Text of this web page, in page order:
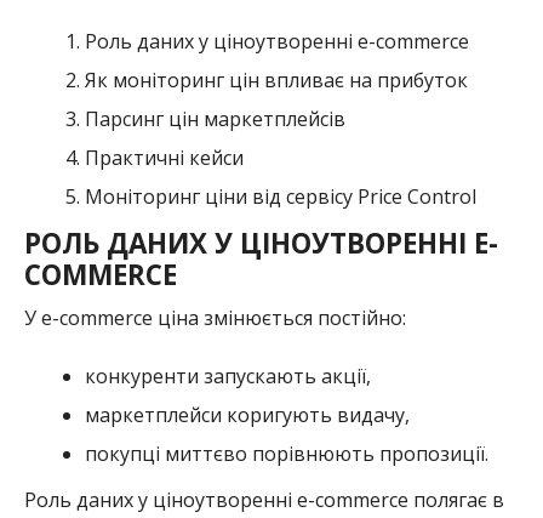
Роль даних у ціноутворенні e-commerce
Як моніторинг цін впливає на прибуток
Парсинг цін маркетплейсів
Практичні кейси
Моніторинг ціни від сервісу Price Control
РОЛЬ ДАНИХ У ЦІНОУТВОРЕННІ E-
COMMERCE
У e-commerce ціна змінюється постійно:
конкуренти запускають акції,
маркетплейси коригують видачу,
покупці миттєво порівнюють пропозиції.
Роль даних у ціноутворенні e-commerce полягає в